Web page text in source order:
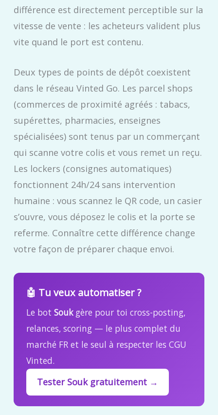
différence est directement perceptible sur la
vitesse de vente : les acheteurs valident plus
vite quand le port est contenu.
Deux types de points de dépôt coexistent
dans le réseau Vinted Go. Les parcel shops
(commerces de proximité agréés : tabacs,
supérettes, pharmacies, enseignes
spécialisées) sont tenus par un commerçant
qui scanne votre colis et vous remet un reçu.
Les lockers (consignes automatiques)
fonctionnent 24h/24 sans intervention
humaine : vous scannez le QR code, un casier
s’ouvre, vous déposez le colis et la porte se
referme. Connaître cette différence change
votre façon de préparer chaque envoi.
🤖 Tu veux automatiser ?
Le botSoukgère pour toi cross-posting,
relances, scoring — le plus complet du
marché FR et le seul à respecter les CGU
Vinted.
Tester Souk gratuitement →